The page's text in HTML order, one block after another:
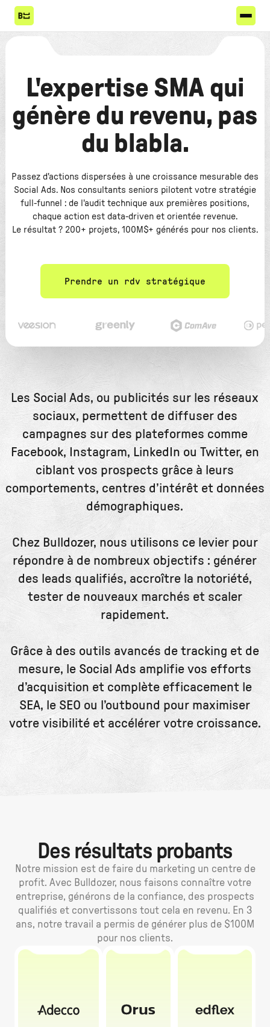
L'expertise SMA qui
génère du revenu, pas
du blabla.
Passez d'actions dispersées à une croissance mesurable des
Social Ads. Nos consultants seniors pilotent votre stratégie
full-funnel : de l'audit technique aux premières positions,
chaque action est data-driven et orientée revenue.
Le résultat ? 200+ projets, 100M$+ générés pour nos clients.
Prendre un rdv stratégique
Les Social Ads, ou publicités sur les réseaux
sociaux, permettent de diffuser des
campagnes sur des plateformes comme
Facebook, Instagram, LinkedIn ou Twitter, en
ciblant vos prospects grâce à leurs
comportements, centres d’intérêt et données
démographiques.
Chez Bulldozer, nous utilisons ce levier pour
répondre à de nombreux objectifs : générer
des leads qualifiés, accroître la notoriété,
tester de nouveaux marchés et scaler
rapidement.
Grâce à des outils avancés de tracking et de
mesure, le Social Ads amplifie vos efforts
d’acquisition et complète efficacement le
SEA, le SEO ou l’outbound pour maximiser
votre visibilité et accélérer votre croissance.
Des résultats probants
Notre mission est de faire du marketing un centre de
profit. Avec Bulldozer, nous faisons connaître votre
entreprise, générons de la confiance, des prospects
qualifiés et convertissons tout cela en revenu. En 3
ans, notre travail a permis de générer plus de $100M
pour nos clients.